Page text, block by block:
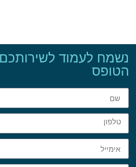
נשמח לעמוד
הטופס